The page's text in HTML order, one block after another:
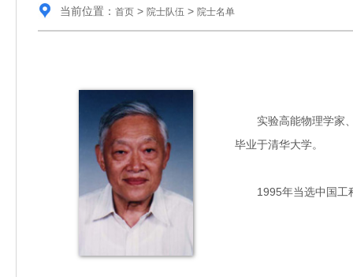
当前位置： 首页> 院士队伍 > 院士名单
实验高能物理学家、
毕业于清华大学。
1995年当选中国工